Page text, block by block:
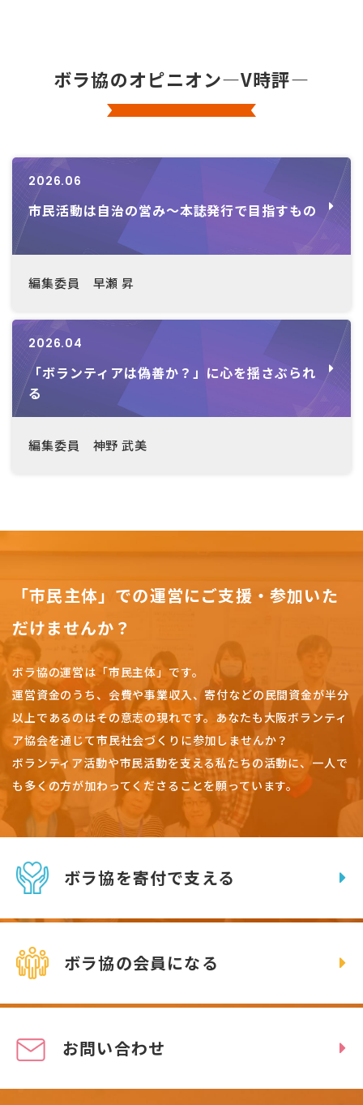
ボラ協のオピニオン―V時評―
2026.06
市民活動は自治の営み～本誌発行で目指すもの
編集委員 早瀬 昇
2026.04
「ボランティアは偽善か？」に心を揺さぶられ
る
編集委員 神野 武美
「市民主体」での運営にご支援・参加いた
だけませんか？
ボラ協の運営は「市民主体」です。
運営資金のうち、会費や事業収入、寄付などの民間資金が半分
以上であるのはその意志の現れです。 あなたも大阪ボランティ
ア協会を通じて市民社会づくりに参加しませんか？
ボランティア活動や市民活動を支える私たちの活動に、一人で
も多くの方が加わってくださることを願っています。
ボラ協を寄付で支える
ボラ協の会員になる
お問い合わせ